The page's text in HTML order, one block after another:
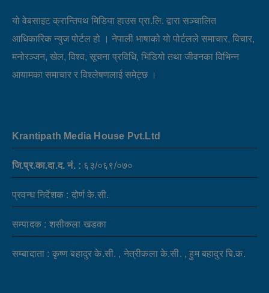
यो वेबसाइट क्रान्तिपथ मिडिया हाउस प्रा.लि. द्वारा सञ्चालित
आधिकारिक न्युज पोर्टल हो । नेपाली भाषाको यो पोर्टलले समाचार, विचार,
मनोरञ्जन, खेल, विश्व, सूचना प्रविधि, भिडियो तथा जीवनका विभिन्न
आयामका समाचार र विश्लेषणलाई समेट्छ ।
Krantipath Media House Pvt.Ltd
जि.प्र.का.दा.द. नं. : ६३/०६९/०७०
प्रवन्ध निर्देशक : दोर्ण के.सी.
सम्पादक : शसीकला खडका
सम्बादाता : कृष्ण बहादुर के.सी. , नेत्रीकला के.सी. , हुम बहादुर बि.क.